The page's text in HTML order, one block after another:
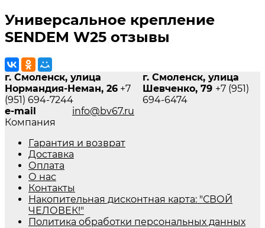
Универсальное крепление
SENDEM W25 отзывы
г. Смоленск, улица
Нормандия-Неман, 26 +7
(951) 694-7244
г. Смоленск, улица
Шевченко, 79 +7 (951)
694-6474
e-mail
info@bv67.ru
Компания
Гарантия и возврат
Доставка
Оплата
О нас
Контакты
Накопительная дисконтная карта: "СВОЙ
ЧЕЛОВЕК!"
Политика обработки персональных данных